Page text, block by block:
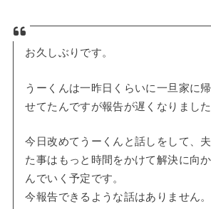
お久しぶりです。
うーくんは一昨日くらいに一旦家に
せてたんですが報告が遅くなりました
今日改めてうーくんと話しをして、
た事はもっと時間をかけて解決に向
んでいく予定です。
今報告できるような話はありません